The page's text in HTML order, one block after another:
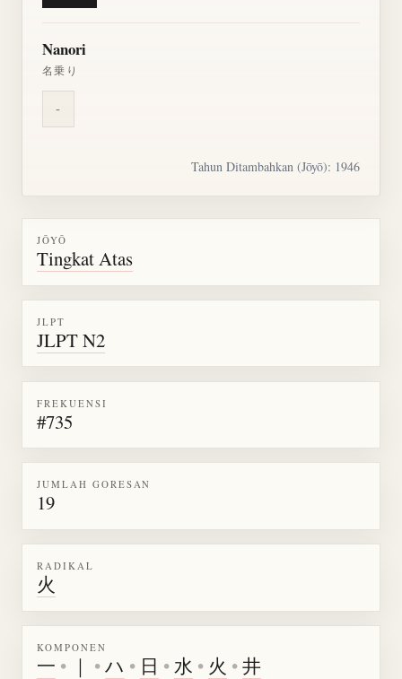
Nanori
名乗り
-
Tahun Ditambahkan (Jōyō): 1946
JŌYŌ
Tingkat Atas
JLPT
JLPT N2
FREKUENSI
#735
JUMLAH GORESAN
19
RADIKAL
火
KOMPONEN
一 • ｜ •ハ • 日 •水 • 火 •井